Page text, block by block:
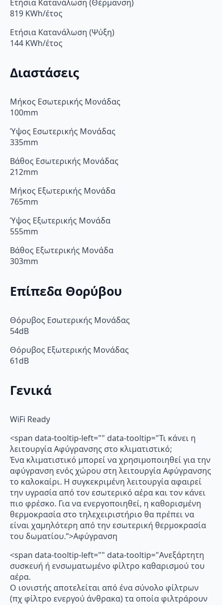
Ετήσια Κατανάλωση (Θέρμανση)
819 KWh/έτος
Ετήσια Κατανάλωση (Ψύξη)
144 KWh/έτος
Διαστάσεις
Μήκος Εσωτερικής Μονάδας
100mm
Ύψος Εσωτερικής Μονάδας
335mm
Βάθος Εσωτερικής Μονάδας
212mm
Μήκος Εξωτερικής Μονάδα
765mm
Ύψος Εξωτερικής Μονάδα
555mm
Βάθος Εξωτερικής Μονάδα
303mm
Επίπεδα Θορύβου
Θόρυβος Εσωτερικής Μονάδας
54dB
Θόρυβος Εξωτερικής Μονάδας
61dB
Γενικά
WiFi Ready
<span data-tooltip-left="" data-tooltip="Τι κάνει η
λειτουργία Αφύγρανσης στο κλιματιστικό;
Ένα κλιματιστικό μπορεί να χρησιμοποιηθεί για την
αφύγρανση ενός χώρου στη λειτουργία Αφύγρανσης
το καλοκαίρι. Η συγκεκριμένη λειτουργία αφαιρεί
την υγρασία από τον εσωτερικό αέρα και τον κάνει
πιο φρέσκο. Για να ενεργοποιηθεί, η καθορισμένη
θερμοκρασία στο τηλεχειριστήριο θα πρέπει να
είναι χαμηλότερη από την εσωτερική θερμοκρασία
του δωματίου.”>Αφύγρανση
<span data-tooltip-left="" data-tooltip="Ανεξάρτητη
συσκευή ή ενσωματωμένο φίλτρο καθαρισμού του
αέρα.
Ο ιονιστής αποτελείται από ένα σύνολο φίλτρων
(πχ φίλτρο ενεργού άνθρακα) τα οποία φιλτράρουν